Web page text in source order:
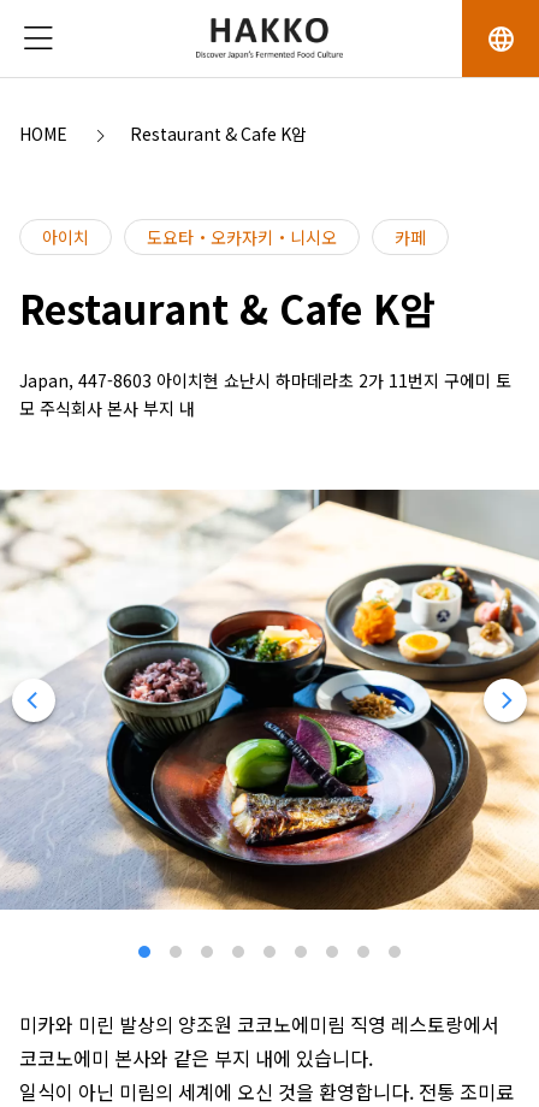
language
HOME Restaurant & Cafe K암
아이치 도요타・오카자키・니시오 카페
Restaurant & Cafe K암
Japan, 447-8603 아이치현 쇼난시 하마데라초 2가 11번지 구에미 토
모 주식회사 본사 부지 내
미카와 미린 발상의 양조원 코코노에미림 직영 레스토랑에서
코코노에미 본사와 같은 부지 내에 있습니다.
일식이 아닌 미림의 세계에 오신 것을 환영합니다. 전통 조미료